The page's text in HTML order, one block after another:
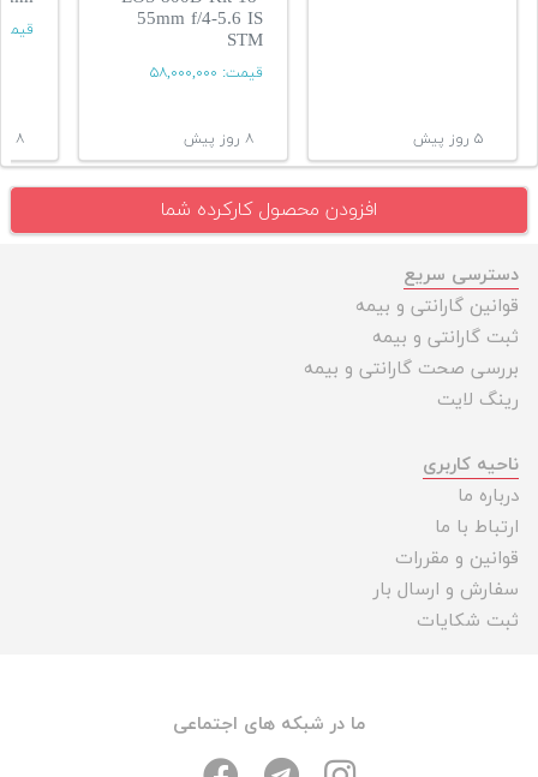
۵ روز پیش
55mm f/4-5.6 IS
STM
قیمت: ۵۸,۰۰۰,۰۰۰
۸ روز پیش ۸ روز پیش
افزودن محصول کارکرده شما
دسترسی سریع
قوانین گارانتی و بیمه
ثبت گارانتی و بیمه
بررسی صحت گارانتی و بیمه
رینگ لایت
ناحیه کاربری
درباره ما
ارتباط با ما
قوانین و مقررات
سفارش و ارسال بار
ثبت شکایات
ما در شبکه های اجتماعی